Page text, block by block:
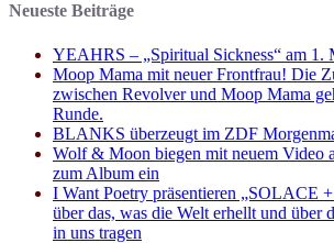
Neueste Beiträge
YEAHRS – „Spiritual Sickness“ am 1.
Moop Mama mit neuer Frontfrau! Die
zwischen Revolver und Moop Mama
Runde.
BLANKS überzeugt im ZDF
Wolf & Moon biegen mit neuem Video
zum Album ein
I Want Poetry präsentieren „SOLACE
über das, was die Welt erhellt und über
in uns tragen